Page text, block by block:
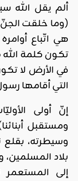
ألم يقل الله
(وما خلقت الجنّ
هي اتّباع
تكون كلمة الله
في الأرض لا
التي أقامها
إنّ أولى
ومستقبل
وسيطرته، بقلع
بلاد المسلمين،
إلى